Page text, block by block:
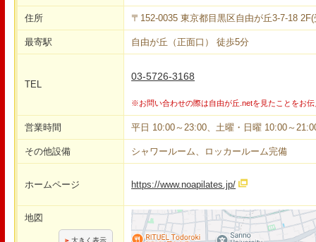
住所 〒152-0035 東京都目黒区自由が丘3-7-18 2F(
最寄駅 自由が丘（正面口） 徒歩5分
TEL
03-5726-3168
※お問い合わせの際は自由が丘.netを見たことをお
営業時間 平日 10:00～23:00、土曜・日曜 10:00～
その他設備 シャワールーム、ロッカールーム完備
ホームページ https://www.noapilates.jp/
地図
大きく表示